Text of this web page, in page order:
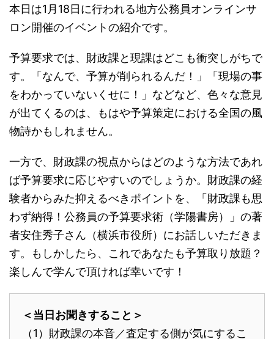
本日は1月18日に行われる地方公務員オンラインサ
ロン開催のイベントの紹介です。
予算要求では、財政課と現課はどこも衝突しがちで
す。「なんで、予算が削られるんだ！」「現場の事
をわかっていないくせに！」などなど、色々な意見
が出てくるのは、もはや予算策定における全国の風
物詩かもしれません。
一方で、財政課の視点からはどのような方法であれ
ば予算要求に応じやすいのでしょうか。財政課の経
験者からみた抑えるべきポイントを、「財政課も思
わず納得！公務員の予算要求術（学陽書房）」の著
者安住秀子さん（横浜市役所）にお話しいただきま
す。もしかしたら、これであなたも予算取り放題？
楽しんで学んで頂ければ幸いです！
＜当日お聞きすること＞
（1）財政課の本音／査定する側が気にするこ